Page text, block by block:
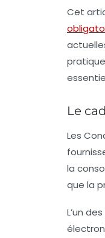
Cet
Le
Les
la
que la
L’un